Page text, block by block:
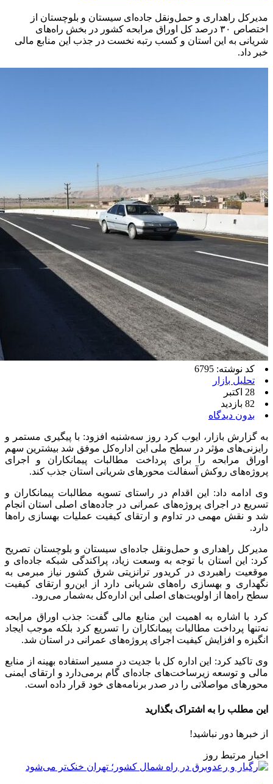
مدیرکل راهداری و حمل‌ونقل جاده‌ای سیستان و بلوچستان از
اختصاص ۳۰ درصد کل اوراق مرابحه کشور در بخش راه‌های
شریانی به این استان و کسب رتبه نخست در جذب این منابع مالی
خبر داد.
کد نوشته: 6795
تحلیل بازار
28 اکتبر
82 بازدید
بدون دیدگاه
به گزارش بازار، ایوب کرد روز سه‌شنبه افزود: با پیگیری‌ مستمر و
رایزنی‌های مؤثر در سطح ملی این اداره‌کل موفق شد بیشترین سهم
اوراق مرابحه را برای پرداخت مطالبات پیمانکاران و اجرای
پروژه‌های روکش آسفالت محورهای شریانی استان جذب کند.
وی ادامه داد: این اقدام در راستای تسویه مطالبات پیمانکاران و
تسریع در اجرای پروژه‌های عمرانی در جاده‌های اصلی استان انجام
شد و نقش مهمی در تداوم و ارتقای کیفیت عملیات بهسازی راه‌ها
دارد.
مدیرکل راهداری و حمل‌ونقل جاده‌ای سیستان و بلوچستان تصریح
کرد: این استان با توجه به وسعت زیاد، پراکندگی شبکه جاده‌ای و
موقعیت راهبردی در کریدور ترانزیتی شرق کشور نیاز مبرمی به
نگهداری و بهسازی راه‌های شریانی دارد از این‌رو ارتقای کیفیت
سطح راه‌ها از اولویت‌های اصلی این اداره‌کل به‌شمار می‌رود.
کرد با اشاره به اهمیت این منابع مالی گفت: جذب اوراق مرابحه
نه‌تنها پرداخت مطالبات پیمانکاران را تسریع کرد بلکه موجب ایجاد
انگیزه و افزایش کیفیت اجرای پروژه‌های عمرانی در استان شد.
وی تاکید کرد: این اداره کل با جدیت در مسیر استفاده بهینه از منابع
مالی و توسعه زیرساخت‌های جاده‌ای گام برمی‌دارد و ارتقای ایمنی
محورهای مواصلاتی را در صدر برنامه‌های خود قرار داده است.
این مطلب را به اشتراک بگذارید
از خبرها دور نباشید!
اخبار مرتبط روز